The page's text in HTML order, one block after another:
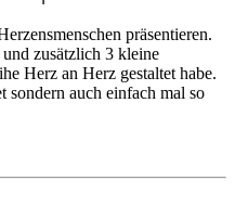
präsentieren.
zusätzlich 3 kleine
Herz an Herz gestaltet habe.
sondern auch einfach mal so